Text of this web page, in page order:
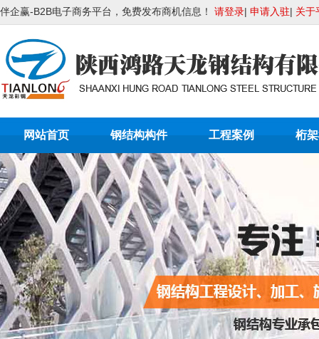
伴企赢-B2B电子商务平台，免费发布商机信息！ 请登录| 申请入驻| 关于
网站首页 钢结构构件 工程案例 桁